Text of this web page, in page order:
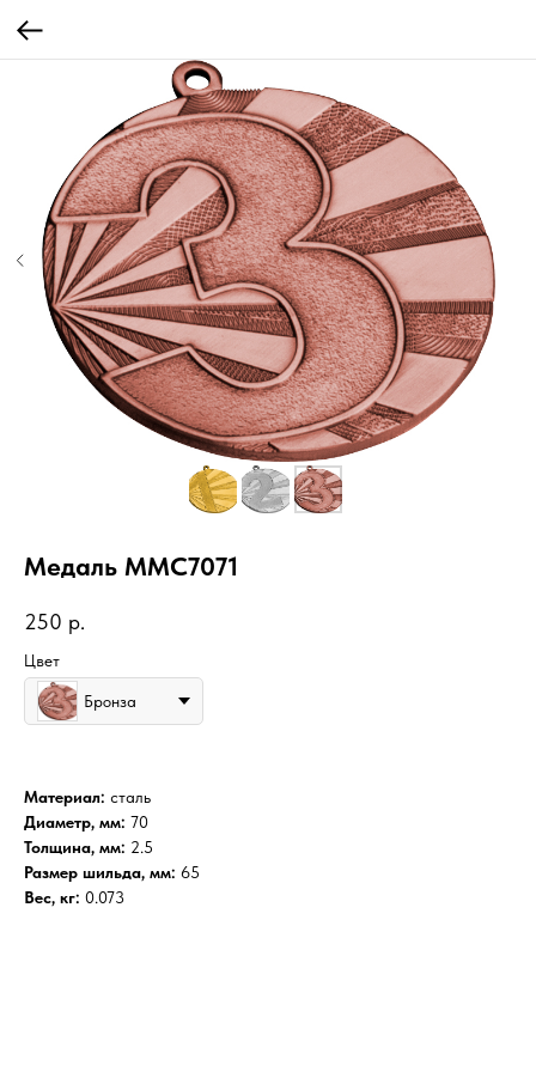
Медаль MMC7071
250 р.
Цвет
Бронза
Материал: сталь
Диаметр, мм: 70
Толщина, мм: 2.5
Размер шильда, мм: 65
Вес, кг: 0.073